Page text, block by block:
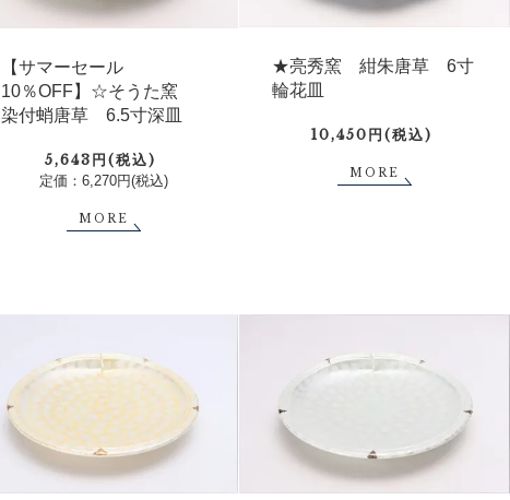
【サマーセール
10％OFF】☆そうた窯
染付蛸唐草 6.5寸深皿
5,643円(税込)
定価：6,270円(税込)
MORE
★亮秀窯 紺朱唐草 6寸
輪花皿
10,450円(税込)
MORE